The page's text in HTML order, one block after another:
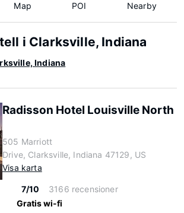
Map POI Nearby
i Clarksville, Indiana
Indiana
Radisson Hotel Louisville North
505 Marriott
Drive, Clarksville, Indiana 47129, US
Visa karta
7/10
3166 recensioner
Gratis wi-fi